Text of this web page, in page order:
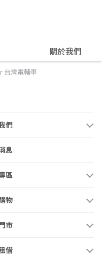
關於我們
台灣電輔車
們
息
區
物
市
借